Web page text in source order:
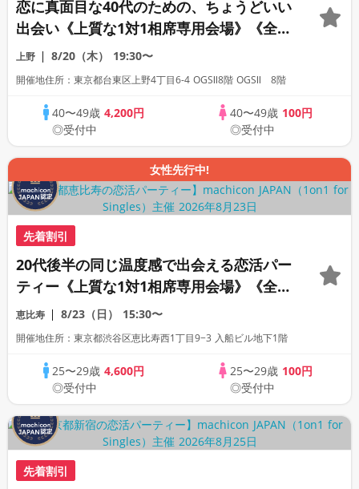
恋に真面目な40代のための、ちょうどいい
出会い《上質な1対1相席専用会場》《全席
半個室》《飲み放題付き》《machicon
JAPAN主催》
上野 8/20（木） 19:30〜
開催地住所：東京都台東区上野4丁目6-4 OGSⅡ8階 OGSⅡ 8階
40〜49歳4,200円
◎受付中
40〜49歳 100円
◎受付中
女性先行中!
先着割引
20代後半の同じ温度感で出会える恋活パー
ティー《上質な1対1相席専用会場》《全席
半個室》《飲み放題付き》《machicon
JAPAN主催》
恵比寿 8/23（日） 15:30〜
開催地住所：東京都渋谷区恵比寿西1丁目9−3 入船ビル地下1階
25〜29歳4,600円
◎受付中
25〜29歳 100円
◎受付中
先着割引